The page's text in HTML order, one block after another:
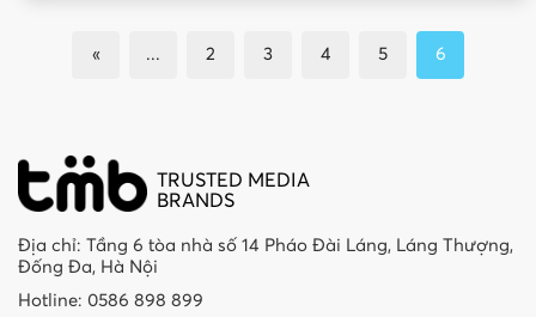
« ... 2 3 4 5 6
TRUSTED MEDIA
BRANDS
Địa chỉ: Tầng 6 tòa nhà số 14 Pháo Đài Láng, Láng Thượng,
Đống Đa, Hà Nội
Hotline: 0586 898 899